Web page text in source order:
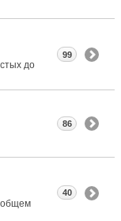
до
99
86
общем
40